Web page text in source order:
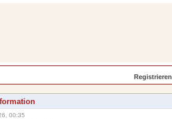
Registrieren
00:35